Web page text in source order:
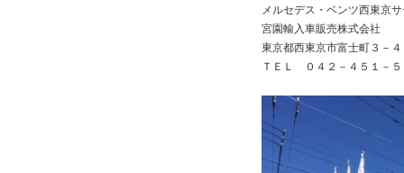
メルセデス・ベンツ西東京
宮園輸入車販売株式会社
東京都西東京市富士町３－
ＴＥＬ ０４２－４５１－５